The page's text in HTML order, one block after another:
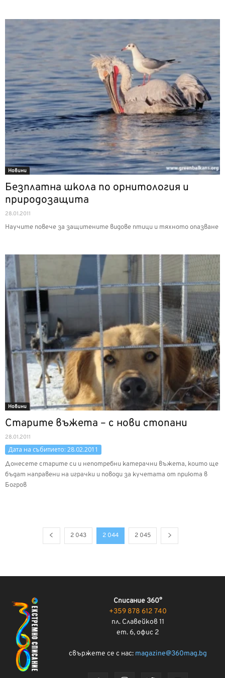
Новини
Безплатна школа по орнитология и
природозащита
28.01.2011
Научите повече за защитените видове птици и тяхното опазване
Новини
Старите въжета – с нови стопани
28.01.2011
Дата на събитието: 28.02.2011
Донесете старите си и непотребни катерачни въжета, които ще
бъдат направени на играчки и поводи за кучетата от приюта в
Богров
2 043 2 044 2 045
Списание 360°
+359 878 612 740
пл. Славейков 11
ет. 6, офис 2
свържете се с нас: magazine@360mag.bg